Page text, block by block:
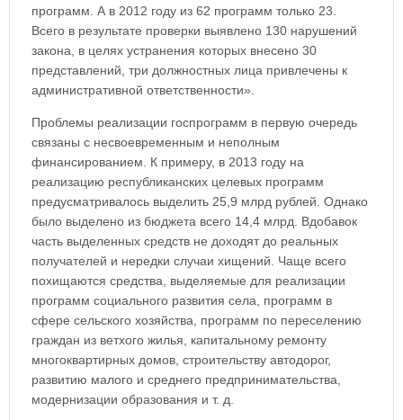
программ. А в 2012 году из 62 программ только 23.
Всего в результате проверки выявлено 130 нарушений
закона, в целях устранения которых внесено 30
представлений, три должностных лица привлечены к
административной ответственности».
Проблемы реализации госпрограмм в первую очередь
связаны с несвоевременным и неполным
финансированием. К примеру, в 2013 году на
реализацию республиканских целевых программ
предусматривалось выделить 25,9 млрд рублей. Однако
было выделено из бюджета всего 14,4 млрд. Вдобавок
часть выделенных средств не доходят до реальных
получателей и нередки случаи хищений. Чаще всего
похищаются средства, выделяемые для реализации
программ социального развития села, программ в
сфере сельского хозяйства, программ по переселению
граждан из ветхого жилья, капитальному ремонту
многоквартирных домов, строительству автодорог,
развитию малого и среднего предпринимательства,
модернизации образования и т. д.